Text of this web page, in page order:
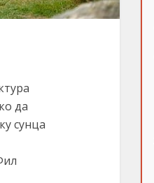
да
сунца